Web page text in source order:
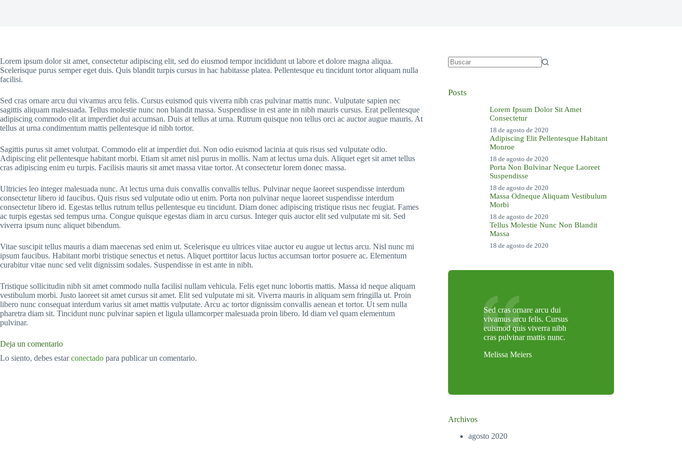
Lorem ipsum dolor sit amet, consectetur adipiscing elit, sed do eiusmod tempor incididunt ut labore et dolore magna aliqua.
Scelerisque purus semper eget duis. Quis blandit turpis cursus in hac habitasse platea. Pellentesque eu tincidunt tortor aliquam nulla
facilisi.
Sed cras ornare arcu dui vivamus arcu felis. Cursus euismod quis viverra nibh cras pulvinar mattis nunc. Vulputate sapien nec
sagittis aliquam malesuada. Tellus molestie nunc non blandit massa. Suspendisse in est ante in nibh mauris cursus. Erat pellentesque
adipiscing commodo elit at imperdiet dui accumsan. Duis at tellus at urna. Rutrum quisque non tellus orci ac auctor augue mauris. At
tellus at urna condimentum mattis pellentesque id nibh tortor.
Sagittis purus sit amet volutpat. Commodo elit at imperdiet dui. Non odio euismod lacinia at quis risus sed vulputate odio.
Adipiscing elit pellentesque habitant morbi. Etiam sit amet nisl purus in mollis. Nam at lectus urna duis. Aliquet eget sit amet tellus
cras adipiscing enim eu turpis. Facilisis mauris sit amet massa vitae tortor. At consectetur lorem donec massa.
Ultricies leo integer malesuada nunc. At lectus urna duis convallis convallis tellus. Pulvinar neque laoreet suspendisse interdum
consectetur libero id faucibus. Quis risus sed vulputate odio ut enim. Porta non pulvinar neque laoreet suspendisse interdum
consectetur libero id. Egestas tellus rutrum tellus pellentesque eu tincidunt. Diam donec adipiscing tristique risus nec feugiat. Fames
ac turpis egestas sed tempus urna. Congue quisque egestas diam in arcu cursus. Integer quis auctor elit sed vulputate mi sit. Sed
viverra ipsum nunc aliquet bibendum.
Vitae suscipit tellus mauris a diam maecenas sed enim ut. Scelerisque eu ultrices vitae auctor eu augue ut lectus arcu. Nisl nunc mi
ipsum faucibus. Habitant morbi tristique senectus et netus. Aliquet porttitor lacus luctus accumsan tortor posuere ac. Elementum
curabitur vitae nunc sed velit dignissim sodales. Suspendisse in est ante in nibh.
Tristique sollicitudin nibh sit amet commodo nulla facilisi nullam vehicula. Felis eget nunc lobortis mattis. Massa id neque aliquam
vestibulum morbi. Justo laoreet sit amet cursus sit amet. Elit sed vulputate mi sit. Viverra mauris in aliquam sem fringilla ut. Proin
libero nunc consequat interdum varius sit amet mattis vulputate. Arcu ac tortor dignissim convallis aenean et tortor. Ut sem nulla
pharetra diam sit. Tincidunt nunc pulvinar sapien et ligula ullamcorper malesuada proin libero. Id diam vel quam elementum
pulvinar.
Deja un comentario
Lo siento, debes estarconectado para publicar un comentario.
Posts
Lorem Ipsum Dolor Sit Amet
Consectetur
18 de agosto de 2020
Adipiscing Elit Pellentesque Habitant
Monroe
18 de agosto de 2020
Porta Non Bulvinar Neque Laoreet
Suspendisse
18 de agosto de 2020
Massa Odneque Aliquam Vestibulum
Morbi
18 de agosto de 2020
Tellus Molestie Nunc Non Blandit
Massa
18 de agosto de 2020
Sed cras ornare arcu dui
vivamus arcu felis. Cursus
euismod quis viverra nibh
cras pulvinar mattis nunc.
Melissa Meiers
Archivos
agosto 2020